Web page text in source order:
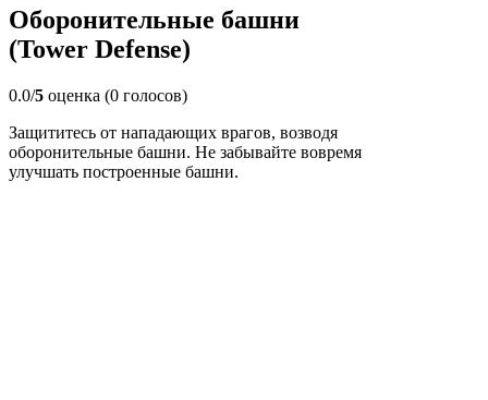
Оборонительные башни
(Tower Defense)
0.0/5 оценка (0 голосов)
Защититесь от нападающих врагов, возводя
оборонительные башни. Не забывайте вовремя
улучшать построенные башни.